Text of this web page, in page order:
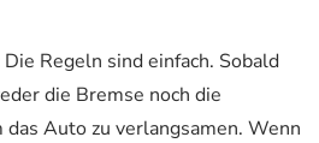
Die Regeln sind einfach. Sobald
die Bremse noch die
Auto zu verlangsamen. Wenn